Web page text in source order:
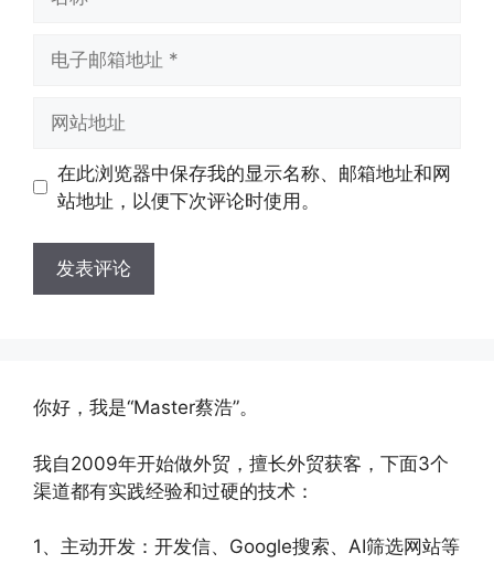
址
址
在此浏览器中保存我的显示名称、邮箱地址和网
站地址，以便下次评论时使用。
你好，我是“Master蔡浩”。
我自2009年开始做外贸，擅长外贸获客，下面3个
渠道都有实践经验和过硬的技术：
1、主动开发：开发信、Google搜索、AI筛选网站等